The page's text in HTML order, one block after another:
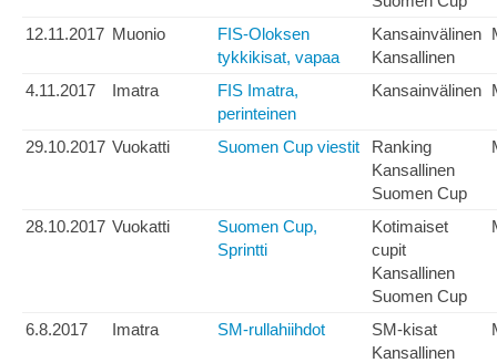
12.11.2017 Muonio
FIS-Oloksen
tykkikisat, vapaa
Kansainvälinen
Kansallinen
4.11.2017 Imatra
FIS Imatra,
perinteinen
Kansainvälinen
29.10.2017 Vuokatti Suomen Cup viestit
Ranking
Kansallinen
Suomen Cup
28.10.2017 Vuokatti
Suomen Cup,
Sprintti
Kotimaiset
cupit
Kansallinen
Suomen Cup
6.8.2017 Imatra SM-rullahiihdot
SM-kisat
Kansallinen